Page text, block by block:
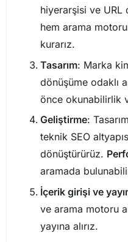
hiyerarşisi ve
hem arama
kurarız.
Tasarım: Marka
dönüşüme odaklı
önce okunabilirlik
Geliştirme:
teknik SEO
dönüştürürüz.
aramada
İçerik girişi ve
ve arama motoru
yayına alırız.